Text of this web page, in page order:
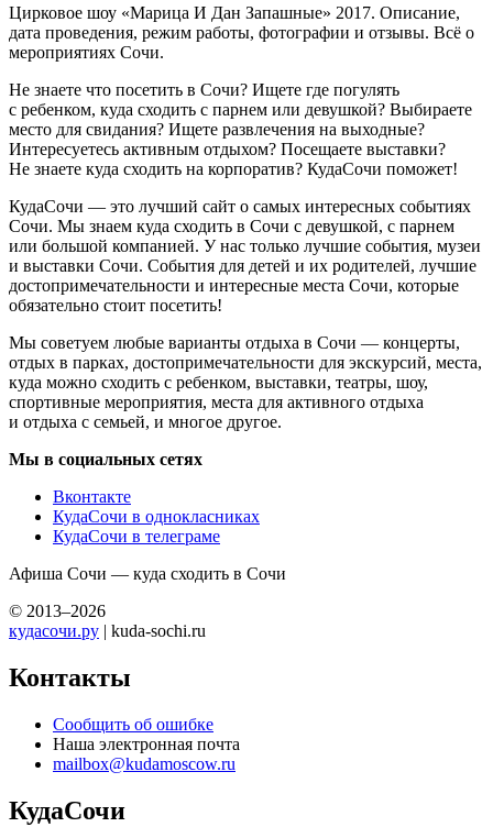
Цирковое шоу «Марица И Дан Запашные» 2017. Описание,
дата проведения, режим работы, фотографии и отзывы. Всё о
мероприятиях Сочи.
Не знаете что посетить в Сочи? Ищете где погулять
с ребенком, куда сходить с парнем или девушкой? Выбираете
место для свидания? Ищете развлечения на выходные?
Интересуетесь активным отдыхом? Посещаете выставки?
Не знаете куда сходить на корпоратив? КудаСочи поможет!
КудаСочи — это лучший сайт о самых интересных событиях
Сочи. Мы знаем куда сходить в Сочи с девушкой, с парнем
или большой компанией. У нас только лучшие события, музеи
и выставки Сочи. События для детей и их родителей, лучшие
достопримечательности и интересные места Сочи, которые
обязательно стоит посетить!
Мы советуем любые варианты отдыха в Сочи — концерты,
отдых в парках, достопримечательности для экскурсий, места,
куда можно сходить с ребенком, выставки, театры, шоу,
спортивные мероприятия, места для активного отдыха
и отдыха с семьей, и многое другое.
Мы в социальных сетях
Вконтакте
КудаСочи в однокласниках
КудаСочи в телеграме
Афиша Сочи — куда сходить в Сочи
© 2013–2026
кудасочи.ру | kuda-sochi.ru
Контакты
Сообщить об ошибке
Наша электронная почта
mailbox@kudamoscow.ru
КудаСочи